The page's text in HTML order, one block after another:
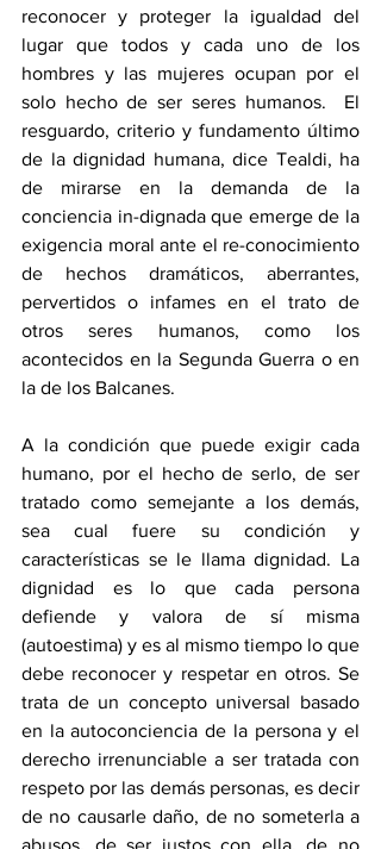
reconocer y proteger la igualdad del
lugar que todos y cada uno de los
hombres y las mujeres ocupan por el
solo hecho de ser seres humanos.  El
resguardo, criterio y fundamento último
de la dignidad humana, dice Tealdi, ha
de mirarse en la demanda de la
conciencia in-dignada que emerge de la
exigencia moral ante el re-conocimiento
de hechos dramáticos, aberrantes,
pervertidos o infames en el trato de
otros seres humanos, como los
acontecidos en la Segunda Guerra o en
la de los Balcanes.
A la condición que puede exigir cada
humano, por el hecho de serlo, de ser
tratado como semejante a los demás,
sea cual fuere su condición y
características se le llama dignidad. La
dignidad es lo que cada persona
defiende y valora de sí misma
(autoestima) y es al mismo tiempo lo que
debe reconocer y respetar en otros. Se
trata de un concepto universal basado
en la autoconciencia de la persona y el
derecho irrenunciable a ser tratada con
respeto por las demás personas, es decir
de no causarle daño, de no someterla a